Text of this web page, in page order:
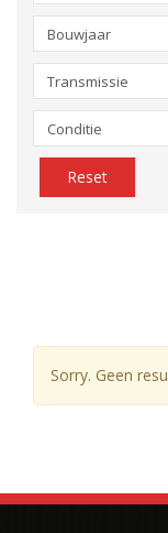
Bouwjaar
Transmissie
Conditie
Reset
Sorry. Geen